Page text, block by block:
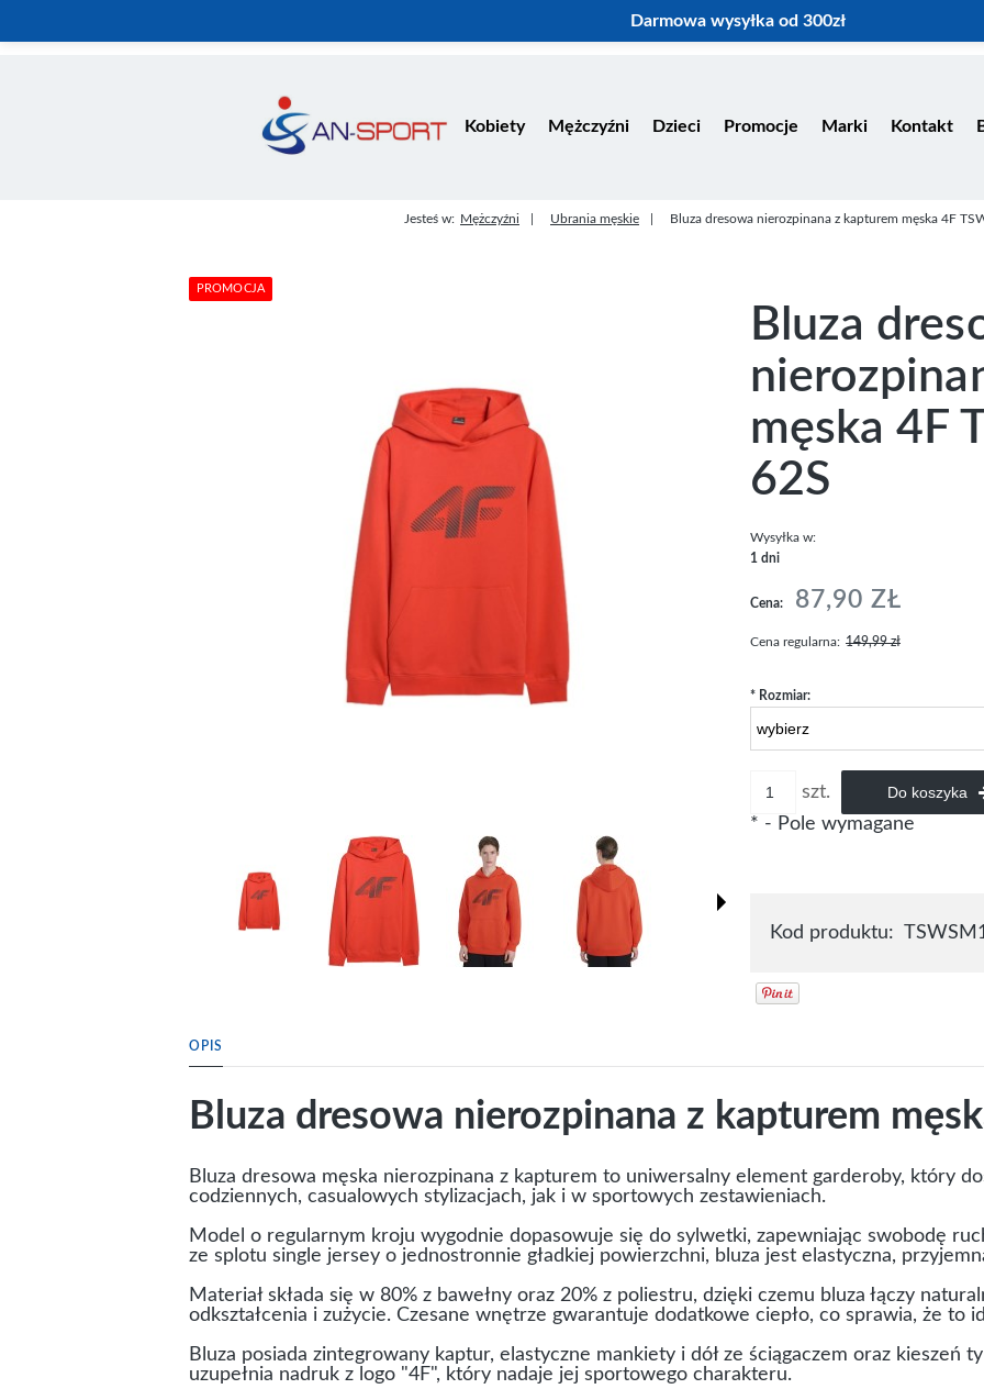
Darmowa wysyłka od 300zł
Kobiety Mężczyźni Dzieci Promocje Marki Kontakt
Jesteś w: Mężczyźni Ubrania męskie Bluza dresowa nierozpinana z kapturem męska 4F
PROMOCJA
Bluza
męska 4F
62S
Wysyłka w:
1 dni
Cena: 87,90 ZŁ
Cena regularna: 149,99 zł
*Rozmiar:
szt. Do koszyka
* - Pole wymagane
Kod produktu:
OPIS
Bluza dresowa nierozpinana z kapturem
Bluza dresowa męska nierozpinana z kapturem to uniwersalny element garderoby, który
codziennych, casualowych stylizacjach, jak i w sportowych zestawieniach.
Model o regularnym kroju wygodnie dopasowuje się do sylwetki, zapewniając swobodę
ze splotu single jersey o jednostronnie gładkiej powierzchni, bluza jest elastyczna,
Materiał składa się w 80% z bawełny oraz 20% z poliestru, dzięki czemu bluza łączy
odkształcenia i zużycie. Czesane wnętrze gwarantuje dodatkowe ciepło, co sprawia, że to
Bluza posiada zintegrowany kaptur, elastyczne mankiety i dół ze ściągaczem oraz kieszeń
uzupełnia nadruk z logo "4F", który nadaje jej sportowego charakteru.